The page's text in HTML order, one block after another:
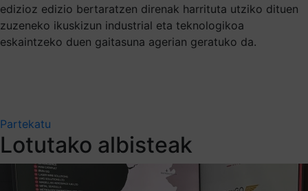
edizioz edizio bertaratzen direnak harrituta utziko dituen
zuzeneko ikuskizun industrial eta teknologikoa
eskaintzeko duen gaitasuna agerian geratuko da.
Partekatu
Lotutako albisteak